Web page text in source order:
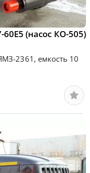
(насос КО-505)
2361, емкость 10